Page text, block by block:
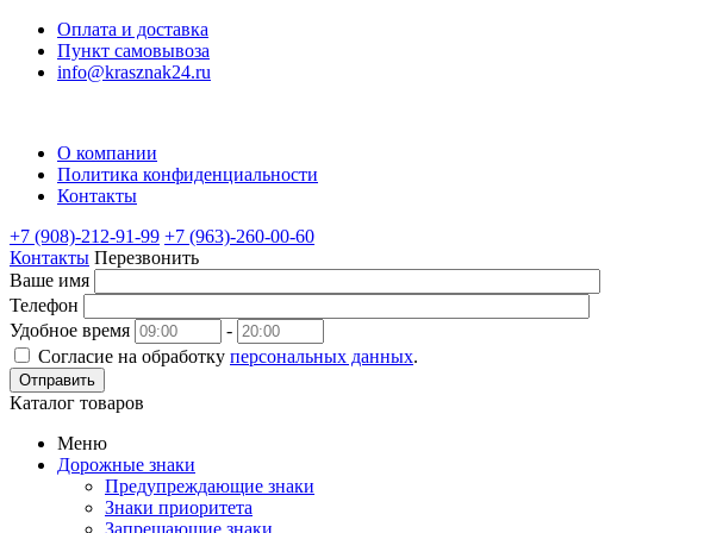
Оплата и доставка
Пункт самовывоза
info@krasznak24.ru
О компании
Политика конфиденциальности
Контакты
+7 (908)-212-91-99 +7 (963)-260-00-60
Контакты Перезвонить
Ваше имя
Телефон
Удобное время
-
Согласие на обработку персональных данных.
Отправить
Каталог товаров
Меню
Дорожные знаки
Предупреждающие знаки
Знаки приоритета
Запрещающие знаки